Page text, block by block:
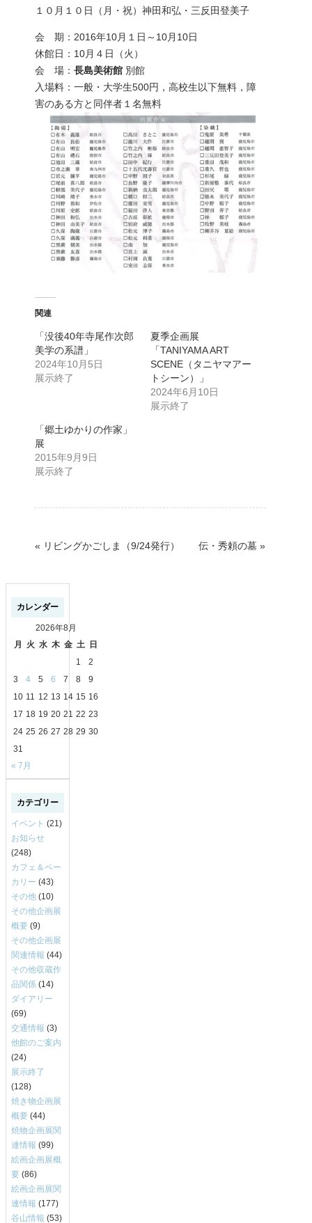
１０月１０日（月・祝）神田和弘・三反田登美子
会 期：2016年10月１日～10月10日
休館日：10月４日（火）
会 場：長島美術館 別館
入場料：一般・大学生500円，高校生以下無料，障
害のある方と同伴者１名無料
関連
「没後40年寺尾作次郎
美学の系譜」
2024年10月5日
展示終了
夏季企画展
「TANIYAMA ART
SCENE（タニヤマアー
トシーン）」
2024年6月10日
展示終了
「郷土ゆかりの作家」
展
2015年9月9日
展示終了
« リビングかごしま（9/24発行） 伝・秀頼の墓»
カレンダー
2026年8月
月
火 水 木 金 土
日
1
2
3
4 5 6 7 8
9
10 11 12 13 14 15 16
17 18 19 20 21 22 23
24 25 26 27 28 29 30
31
« 7月
カテゴリー
イベント (21)
お知らせ
(248)
カフェ＆ベー
カリー (43)
その他 (10)
その他企画展
概要 (9)
その他企画展
関連情報 (44)
その他収蔵作
品関係 (14)
ダイアリー
(69)
交通情報 (3)
他館のご案内
(24)
展示終了
(128)
焼き物企画展
概要 (44)
焼物企画展関
連情報 (99)
絵画企画展概
要 (86)
絵画企画展関
連情報 (177)
谷山情報 (53)